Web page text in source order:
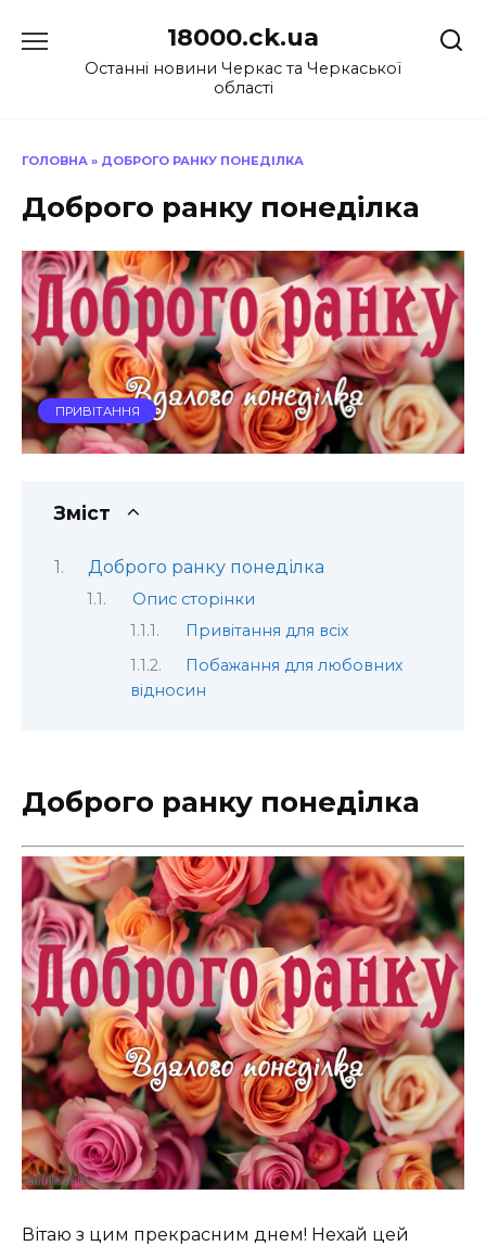
до
18000.ck.ua
Останні новини Черкас та Черкаської
області
ГОЛОВНА » ДОБРОГО РАНКУ ПОНЕДІЛКА
Доброго ранку понеділка
ПРИВІТАННЯ
Зміст
Доброго ранку понеділка
Опис сторінки
Привітання для всіх
Побажання для любовних
відносин
Доброго ранку понеділка
Вітаю з цим прекрасним днем! Нехай цей